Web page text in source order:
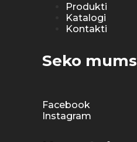
Produkti
Katalogi
Kontakti
Seko mums
Facebook
Instagram